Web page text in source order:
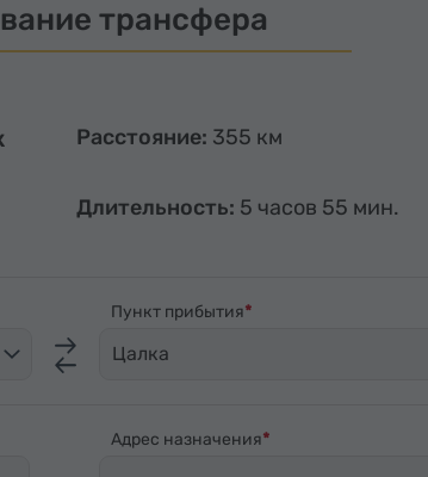
трансфера
Расстояние: 355 км
Длительность: 5 часов 55 мин.
Пункт прибытия
Цалка
Адрес назначения